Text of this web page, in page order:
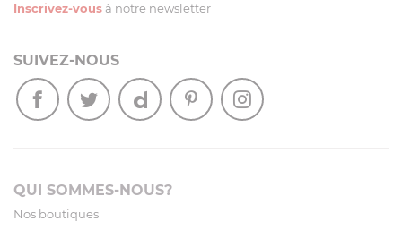
Inscrivez-vous à notre newsletter
SUIVEZ-NOUS
QUI SOMMES-NOUS?
Nos boutiques